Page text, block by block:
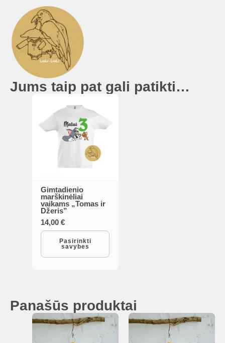
Jums taip pat gali patikti…
Gimtadienio
marškinėliai
vaikams „Tomas ir
Džeris”
14,00€
Pasirinkti
savybes
This
product
has
multiple
variants.
The
be
chosen
Panašūs produktai